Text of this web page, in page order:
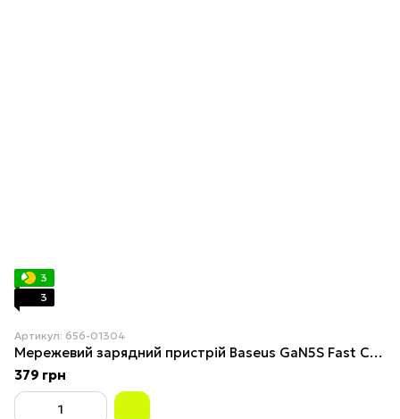
3
3
Артикул: 656-01304
Мережевий зарядний пристрій Baseus GaN5S Fast Charger 1C 20W EU Cluster Black
379 грн